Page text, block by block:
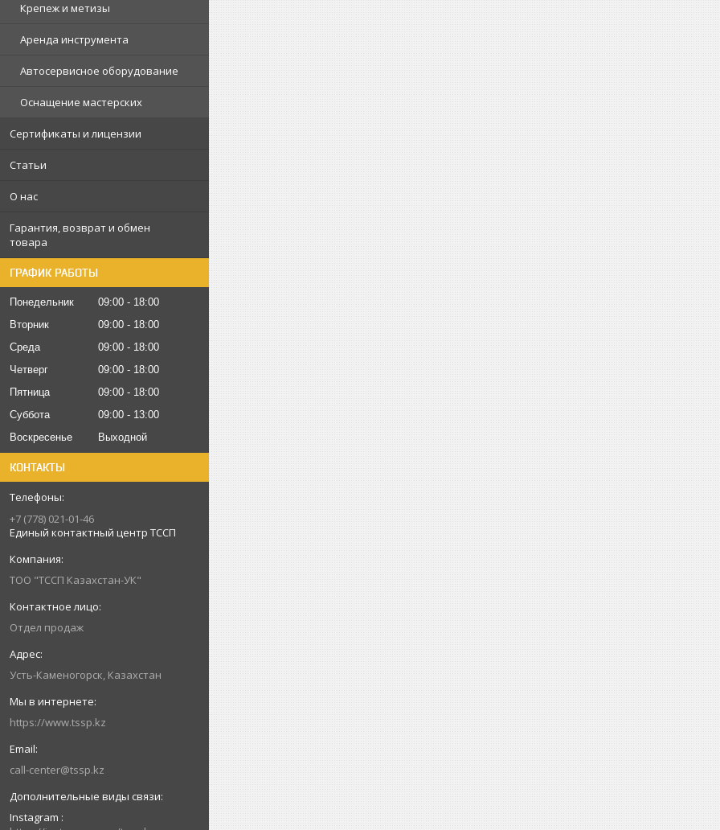
Крепеж и метизы
Аренда инструмента
Автосервисное оборудование
Оснащение мастерских
Сертификаты и лицензии
Статьи
О нас
Гарантия, возврат и обмен
товара
ГРАФИК РАБОТЫ
Понедельник 09:00
18:00
Вторник
09:00
18:00
Среда
09:00
18:00
Четверг
09:00
18:00
Пятница
09:00
18:00
Суббота
09:00
13:00
Воскресенье
Выходной
КОНТАКТЫ
+7 (778) 021-01-46
Единый контактный центр ТССП
ТОО "ТССП Казахстан-УК"
Отдел продаж
Усть-Каменогорск, Казахстан
https://www.tssp.kz
call-center@tssp.kz
Instagram